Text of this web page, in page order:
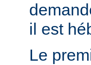
il est
Le